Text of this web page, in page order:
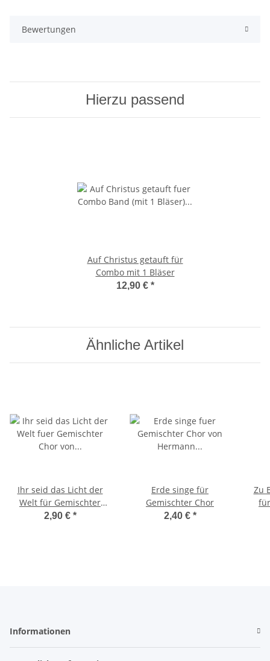
Bewertungen
Hierzu passend
Auf Christus getauft für
Combo mit 1 Bläser
12,90 € *
Ähnliche Artikel
Ihr seid das Licht der
Welt für Gemischter
Chor
2,90 € *
Erde singe für
Gemischter Chor
2,40 € *
Zu
Informationen